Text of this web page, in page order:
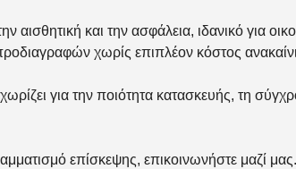
και την ασφάλεια, ιδανικό για
χωρίς επιπλέον κόστος
για την ποιότητα κατασκευής, τη
επίσκεψης, επικοινωνήστε μαζί μας.